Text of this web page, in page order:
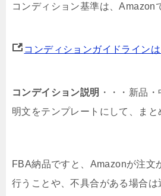
コンディション基準は、Amazon
コンディションガイドライン
コンデイション説明 ・・・新品
明文をテンプレートにして、まと
FBA納品ですと、Amazonが注文
行うことや、不具合がある場合